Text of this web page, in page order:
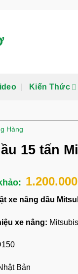
Kiến Thức
Hàng
15 tấn
1.200.000
xe nâng dầu
xe nâng:
Bản